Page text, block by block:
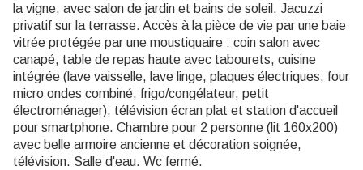
la vigne, avec salon de jardin et bains de soleil. Jacuzzi
privatif sur la terrasse. Accès à la pièce de vie par une baie
vitrée protégée par une moustiquaire : coin salon avec
canapé, table de repas haute avec tabourets, cuisine
intégrée (lave vaisselle, lave linge, plaques électriques, four
micro ondes combiné, frigo/congélateur, petit
électroménager), télévision écran plat et station d'accueil
pour smartphone. Chambre pour 2 personne (lit 160x200)
avec belle armoire ancienne et décoration soignée,
télévision. Salle d'eau. Wc fermé.